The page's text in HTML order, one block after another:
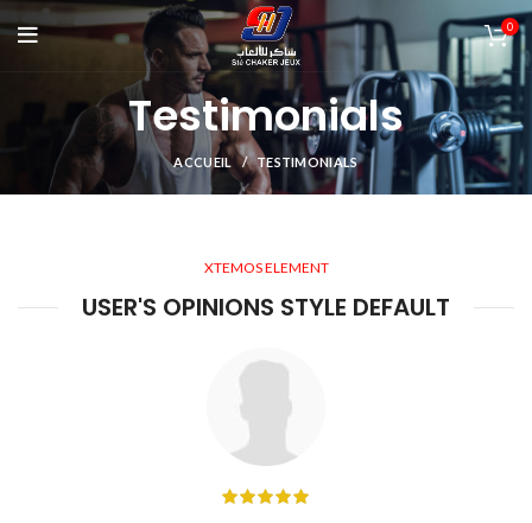
0
Testimonials
ACCUEIL TESTIMONIALS
XTEMOS ELEMENT
USER'S OPINIONS STYLE DEFAULT